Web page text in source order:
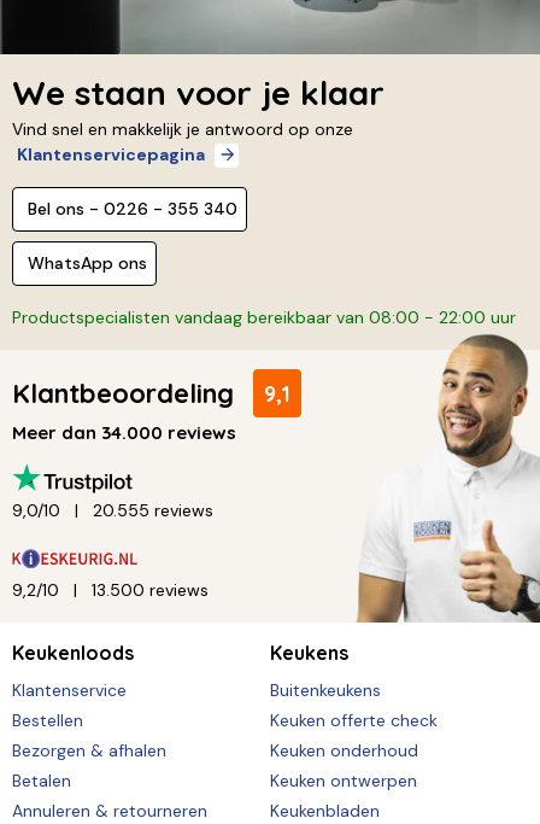
We staan voor je klaar
Vind snel en makkelijk je antwoord op onze
Klantenservicepagina
Bel ons - 0226 - 355 340
WhatsApp ons
Productspecialisten vandaag bereikbaar van 08:00 - 22:00 uur
Klantbeoordeling 9,1
Meer dan 34.000 reviews
9,0/10 20.555 reviews
9,2/10 13.500 reviews
Keukenloods
Klantenservice
Bestellen
Bezorgen & afhalen
Betalen
Annuleren & retourneren
Keukens
Buitenkeukens
Keuken offerte check
Keuken onderhoud
Keuken ontwerpen
Keukenbladen